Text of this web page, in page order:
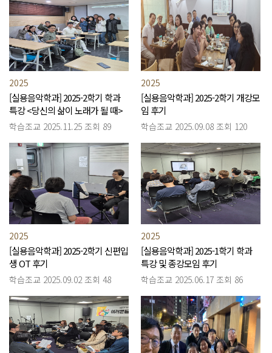
2025
[실용음악학과] 2025-2학기 학과
특강 <당신의 삶이 노래가 될 때>
후기
학습조교 2025.11.25 조회 89
2025
[실용음악학과] 2025-2학기 개강모
임 후기
학습조교 2025.09.08 조회 120
2025
[실용음악학과] 2025-2학기 신편입
생 OT 후기
학습조교 2025.09.02 조회 48
2025
[실용음악학과] 2025-1학기 학과
특강 및 종강모임 후기
학습조교 2025.06.17 조회 86